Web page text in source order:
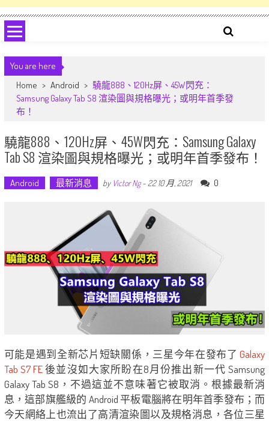
You are here
Home > Android > 驍龍888、120Hz屏、45W閃充：
Samsung Galaxy Tab S8 渲染圖與規格曝光；或明年首季發
布！
驍龍888、120Hz屏、45W閃充：Samsung Galaxy
Tab S8 渲染圖與規格曝光；或明年首季發布！
Android 最新消息 by Victor Ng- 22 10 月, 2021 0
可能是遇到全新芯片短缺關係，三星今年在發布了Galaxy
Tab S7 FE後並沒如大家所盼在8月份推出新一代 Samsung
Galaxy Tab S8，不過這並不意味著它被取消。根據最新消
息，這部旗艦級的 Android 平板電腦將在明年首季發布；而
今天網絡上也流出了高清渲染圖以及規格消息，各位三星